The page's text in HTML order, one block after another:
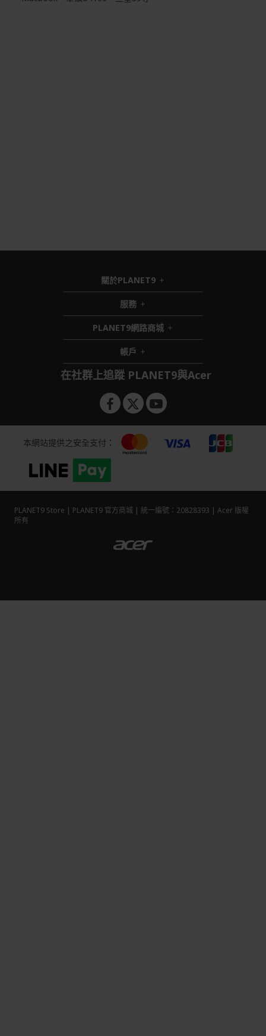
關於PLANET9 h
i
d
e
n
服務 h
i
d
d
e
n
PLANET9網路商城 h
i
d
e
帳戶 h
i
d
e
n
在社群上追蹤 PLANET9與Acer
本網站提供之安全支付：
PLANET9 Store | PLANET9 官方商城 | 統一編號：20828393 | Acer 版權
所有